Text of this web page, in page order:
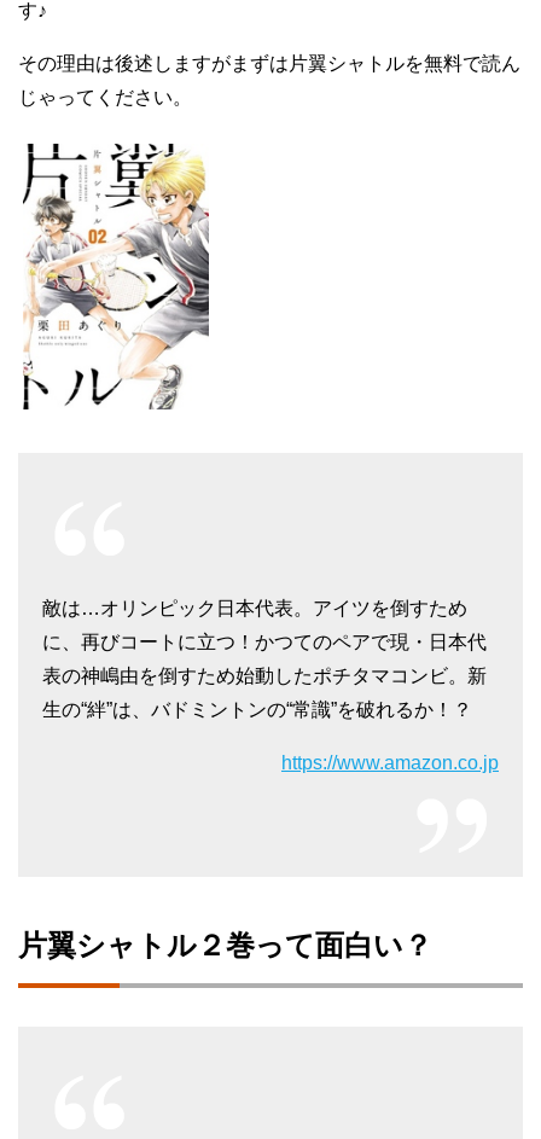
す♪
その理由は後述しますがまずは片翼シャトルを無料で読ん
じゃってください。
敵は…オリンピック日本代表。アイツを倒すため
に、再びコートに立つ！かつてのペアで現・日本代
表の神嶋由を倒すため始動したポチタマコンビ。新
生の“絆”は、バドミントンの“常識”を破れるか！？
https://www.amazon.co.jp
片翼シャトル２巻って面白い？